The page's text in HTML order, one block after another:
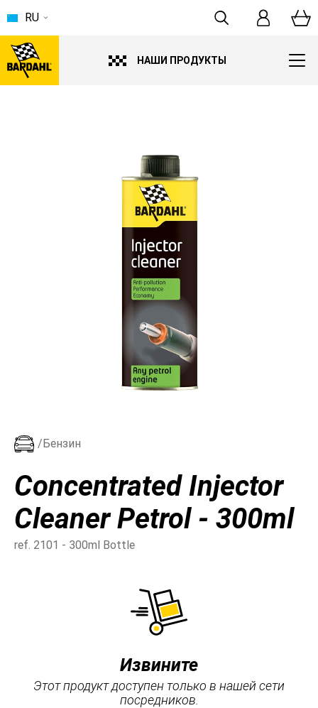
НАШИ ПРОДУКТЫ
RU
/Бензин
Concentrated Injector
Cleaner Petrol - 300ml
ref. 2101 - 300ml Bottle
Извините
Этот продукт доступен только в нашей сети
посредников.